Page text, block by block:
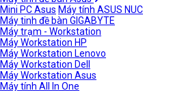
Mini PC Asus Máy tính ASUS NUC
Máy tinh đề bàn GIGABYTE
Máy trạm - Workstation
Máy Workstation HP
Máy Workstation Lenovo
Máy Workstation Dell
Máy Workstation Asus
Máy tính All In One